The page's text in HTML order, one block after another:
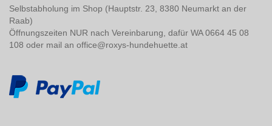
Selbstabholung im Shop (Hauptstr. 23, 8380 Neumarkt an der
Raab)
Öffnungszeiten NUR nach Vereinbarung, dafür WA 0664 45 08
108 oder mail an office@roxys-hundehuette.at